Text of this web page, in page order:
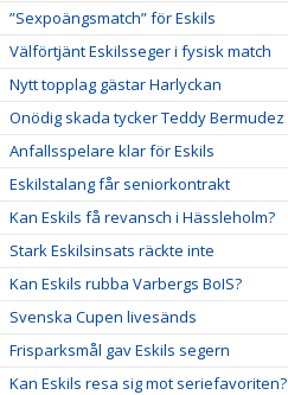
”Sexpoängsmatch” för Eskils
Välförtjänt Eskilsseger i fysisk match
Nytt topplag gästar Harlyckan
Onödig skada tycker Teddy Bermudez
Anfallsspelare klar för Eskils
Eskilstalang får seniorkontrakt
Kan Eskils få revansch i Hässleholm?
Stark Eskilsinsats räckte inte
Kan Eskils rubba Varbergs BoIS?
Svenska Cupen livesänds
Frisparksmål gav Eskils segern
Kan Eskils resa sig mot seriefavoriten?